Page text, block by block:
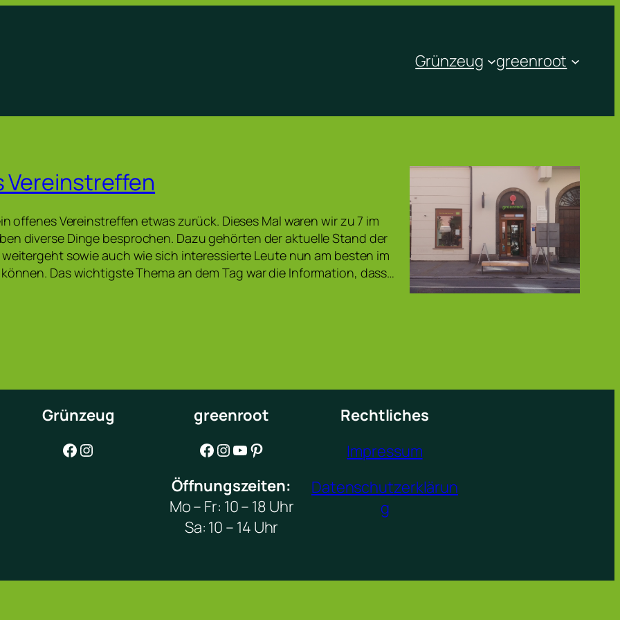
Grünzeug greenroot
Vereinstreffen
offenes Vereinstreffen etwas zurück. Dieses Mal waren wir zu 7 im
diverse Dinge besprochen. Dazu gehörten der aktuelle Stand der
sowie auch wie sich interessierte Leute nun am besten im
Das wichtigste Thema an dem Tag war die Information, dass…
Grünzeug
Facebook Instagram
greenroot
Facebook Instagram YouTube Pinterest
Öffnungszeiten:
Mo – Fr: 10 – 18 Uhr
Sa: 10 – 14 Uhr
Rechtliches
Impressum
Datenschutzerklärun
g